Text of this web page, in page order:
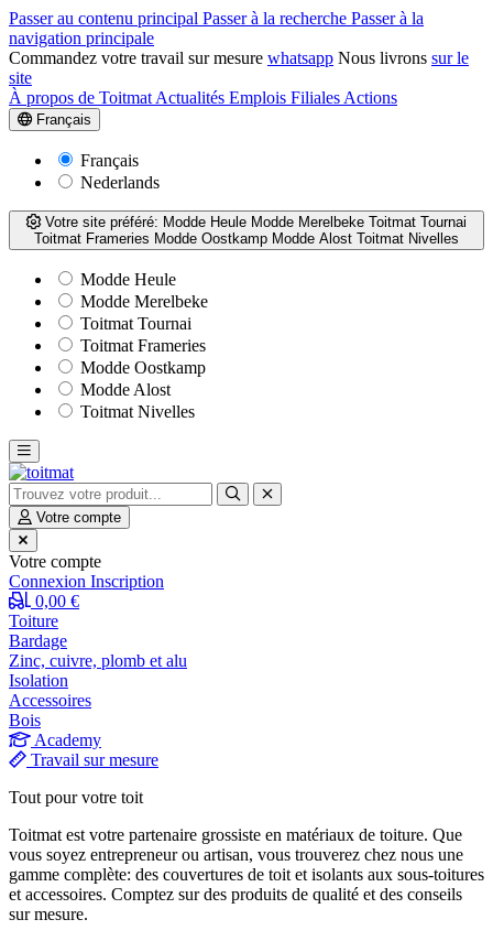
Passer au contenu principal Passer à la recherche Passer à la
navigation principale
Commandez votre travail sur mesure whatsapp Nous livrons sur le
site
À propos de Toitmat Actualités Emplois Filiales Actions
Français
Français
Nederlands
Votre site préféré: Modde Heule Modde Merelbeke Toitmat Tournai
Toitmat Frameries Modde Oostkamp Modde Alost Toitmat Nivelles
Modde Heule
Modde Merelbeke
Toitmat Tournai
Toitmat Frameries
Modde Oostkamp
Modde Alost
Toitmat Nivelles
Votre compte
Votre compte
Connexion Inscription
0,00 €
Toiture
Bardage
Zinc, cuivre, plomb et alu
Isolation
Accessoires
Bois
Academy
Travail sur mesure
Tout pour votre toit
Toitmat est votre partenaire grossiste en matériaux de toiture. Que
vous soyez entrepreneur ou artisan, vous trouverez chez nous une
gamme complète: des couvertures de toit et isolants aux sous-toitures
et accessoires. Comptez sur des produits de qualité et des conseils
sur mesure.